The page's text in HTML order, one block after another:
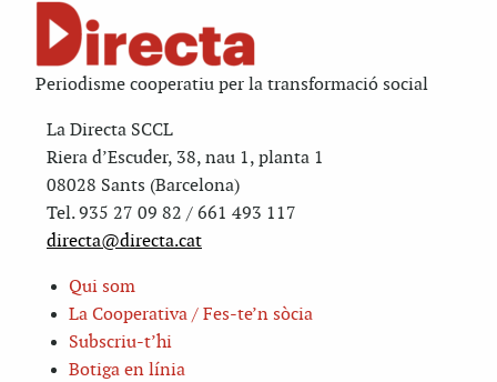
Periodisme cooperatiu per la transformació social
La Directa SCCL
Riera d’Escuder, 38, nau 1, planta 1
08028 Sants (Barcelona)
Tel. 935 27 09 82 / 661 493 117
directa@directa.cat
Qui som
La Cooperativa / Fes-te’n sòcia
Subscriu-t’hi
Botiga en línia